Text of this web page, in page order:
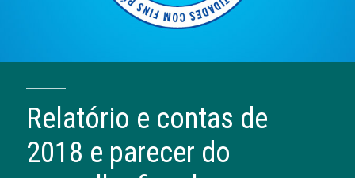
Relatório e contas de
2018 e parecer do